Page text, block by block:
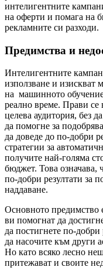
интелигентните
на оферти и помага на
рекламните си разходи.
Предимства и
Интелигентните
използване и изискват
на машинното
реално време. Прави се
целева аудитория, без
да помогне за
да доведе до по-добри
стратегии за
получите най-голяма
бюджет. Това означава,
по-добри резултати за
наддаване.
Основното предимство
ви помогнат да
да постигнете по-добри
да насочите към други
Но като всяко лесно
притежават и своите